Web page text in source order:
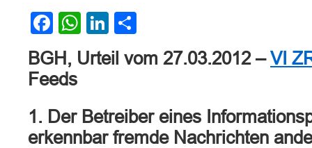
Facebook
WhatsApp
LinkedIn
BGH, Urteil vom 27.03.2012 –VI
Feeds
1. Der Betreiber eines
erkennbar fremde Nachrichten